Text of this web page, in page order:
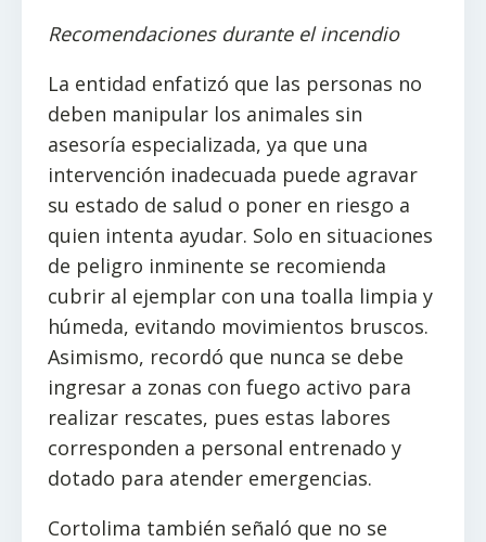
Recomendaciones durante el incendio
La entidad enfatizó que las personas no
deben manipular los animales sin
asesoría especializada, ya que una
intervención inadecuada puede agravar
su estado de salud o poner en riesgo a
quien intenta ayudar. Solo en situaciones
de peligro inminente se recomienda
cubrir al ejemplar con una toalla limpia y
húmeda, evitando movimientos bruscos.
Asimismo, recordó que nunca se debe
ingresar a zonas con fuego activo para
realizar rescates, pues estas labores
corresponden a personal entrenado y
dotado para atender emergencias.
Cortolima también señaló que no se